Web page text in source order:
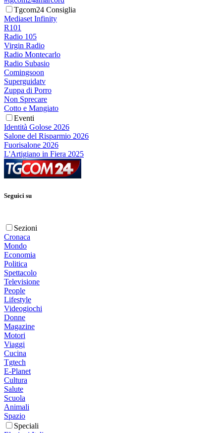
Tgcom24 Consiglia
Mediaset Infinity
R101
Radio 105
Virgin Radio
Radio Montecarlo
Radio Subasio
Comingsoon
Superguidatv
Zuppa di Porro
Non Sprecare
Cotto e Mangiato
Eventi
Identità Golose 2026
Salone del Risparmio 2026
Fuorisalone 2026
L'Artigiano in Fiera 2025
Seguici su
Sezioni
Cronaca
Mondo
Economia
Politica
Spettacolo
Televisione
People
Lifestyle
Videogiochi
Donne
Magazine
Motori
Viaggi
Cucina
Tgtech
E-Planet
Cultura
Salute
Scuola
Animali
Spazio
Speciali